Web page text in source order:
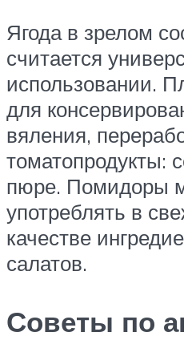
Ягода в зрелом
считается
использовании.
для
вяления,
томатопродукты:
пюре. Помидоры
употреблять в
качестве
салатов.
Советы по